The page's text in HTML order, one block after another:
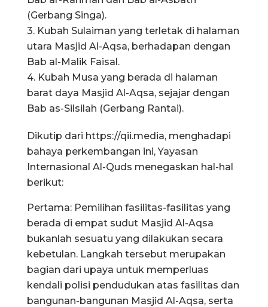
(Gerbang Singa).
3. Kubah Sulaiman yang terletak di halaman
utara Masjid Al-Aqsa, berhadapan dengan
Bab al-Malik Faisal.
4. Kubah Musa yang berada di halaman
barat daya Masjid Al-Aqsa, sejajar dengan
Bab as-Silsilah (Gerbang Rantai).
Dikutip dari https://qii.media, menghadapi
bahaya perkembangan ini, Yayasan
Internasional Al-Quds menegaskan hal-hal
berikut:
Pertama: Pemilihan fasilitas-fasilitas yang
berada di empat sudut Masjid Al-Aqsa
bukanlah sesuatu yang dilakukan secara
kebetulan. Langkah tersebut merupakan
bagian dari upaya untuk memperluas
kendali polisi pendudukan atas fasilitas dan
bangunan-bangunan Masjid Al-Aqsa, serta